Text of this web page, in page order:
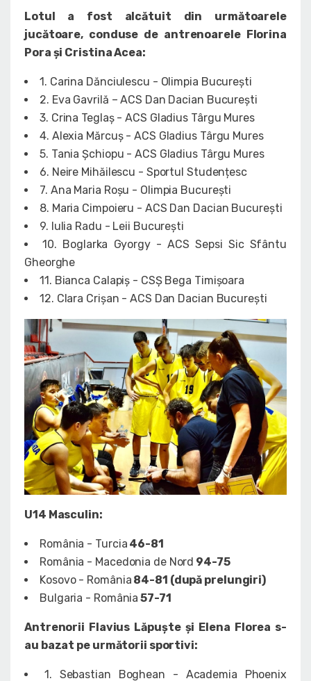
Lotul a fost alcătuit din următoarele
jucătoare, conduse de antrenoarele Florina
Pora și Cristina Acea:
1. Carina Dănciulescu - Olimpia București
2. Eva Gavrilă – ACS Dan Dacian București
3. Crina Teglaș - ACS Gladius Târgu Mures
4. Alexia Mărcuș - ACS Gladius Târgu Mures
5. Tania Șchiopu - ACS Gladius Târgu Mures
6. Neire Mihăilescu - Sportul Studențesc
7. Ana Maria Roșu - Olimpia București
8. Maria Cimpoieru - ACS Dan Dacian București
9. Iulia Radu - Leii București
10. Boglarka Gyorgy - ACS Sepsi Sic Sfântu
Gheorghe
11. Bianca Calapiș - CSȘ Bega Timișoara
12. Clara Crișan - ACS Dan Dacian București
U14 Masculin:
România - Turcia 46-81
România - Macedonia de Nord 94-75
Kosovo - România 84-81 (după prelungiri)
Bulgaria - România 57-71
Antrenorii Flavius Lăpuște și Elena Florea s-
au bazat pe următorii sportivi:
1. Sebastian Boghean - Academia Phoenix